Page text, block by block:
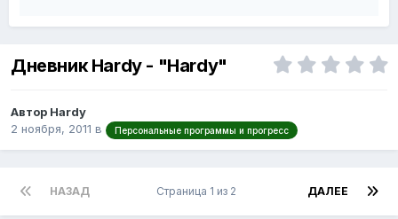
Дневник Hardy - "Hardy"
Автор Hardy
2 ноября, 2011 в Персональные программы и прогресс
НАЗАД ДАЛЕЕ
Страница 1 из 2